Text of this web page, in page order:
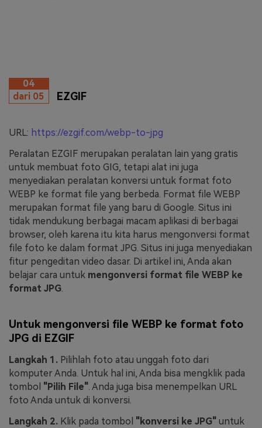
04
dari 05
EZGIF
URL: https://ezgif.com/webp-to-jpg
Peralatan EZGIF merupakan peralatan lain yang gratis
untuk membuat foto GIG, tetapi alat ini juga
menyediakan peralatan konversi untuk format foto
WEBP ke format file yang berbeda. Format file WEBP
merupakan format file yang baru di Google. Situs ini
tidak mendukung berbagai macam aplikasi di berbagai
browser, oleh karena itu kita harus mengonversi format
file foto ke dalam format JPG. Situs ini juga menyediakan
fitur pengeditan video dasar. Di artikel ini, Anda akan
belajar cara untuk mengonversi format file WEBP ke
format JPG.
Untuk mengonversi file WEBP ke format foto
JPG di EZGIF
Langkah 1. Pilihlah foto atau unggah foto dari
komputer Anda. Untuk hal ini, Anda bisa mengklik pada
tombol "Pilih File". Anda juga bisa menempelkan URL
foto Anda untuk di konversi.
Langkah 2. Klik pada tombol "konversi ke JPG" untuk